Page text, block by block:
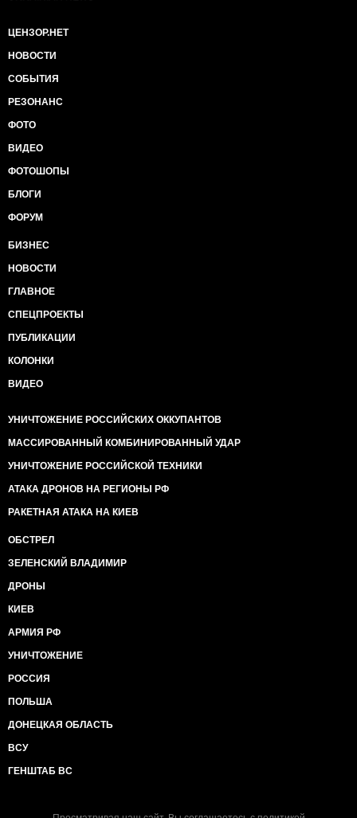
ЦЕНЗОР.НЕТ
НОВОСТИ
СОБЫТИЯ
РЕЗОНАНС
ФОТО
ВИДЕО
ФОТОШОПЫ
БЛОГИ
ФОРУМ
БИЗНЕС
НОВОСТИ
ГЛАВНОЕ
СПЕЦПРОЕКТЫ
ПУБЛИКАЦИИ
КОЛОНКИ
ВИДЕО
УНИЧТОЖЕНИЕ РОССИЙСКИХ ОККУПАНТОВ
МАССИРОВАННЫЙ КОМБИНИРОВАННЫЙ УДАР
УНИЧТОЖЕНИЕ РОССИЙСКОЙ ТЕХНИКИ
АТАКА ДРОНОВ НА РЕГИОНЫ РФ
РАКЕТНАЯ АТАКА НА КИЕВ
ОБСТРЕЛ
ЗЕЛЕНСКИЙ ВЛАДИМИР
ДРОНЫ
КИЕВ
АРМИЯ РФ
УНИЧТОЖЕНИЕ
РОССИЯ
ПОЛЬША
ДОНЕЦКАЯ ОБЛАСТЬ
ВСУ
ГЕНШТАБ ВС